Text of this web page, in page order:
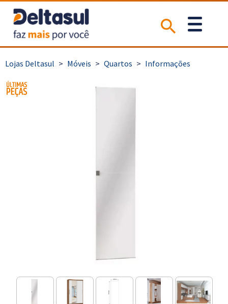
> Móveis > Quartos > Informações